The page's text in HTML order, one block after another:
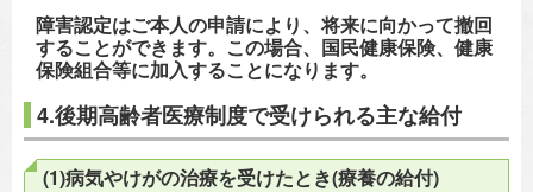
障害認定はご本人の申請により、将来に向かって撤回
することができます。この場合、国民健康保険、健康
保険組合等に加入することになります。
4.後期高齢者医療制度で受けられる主な給付
(1)病気やけがの治療を受けたとき(療養の給付)